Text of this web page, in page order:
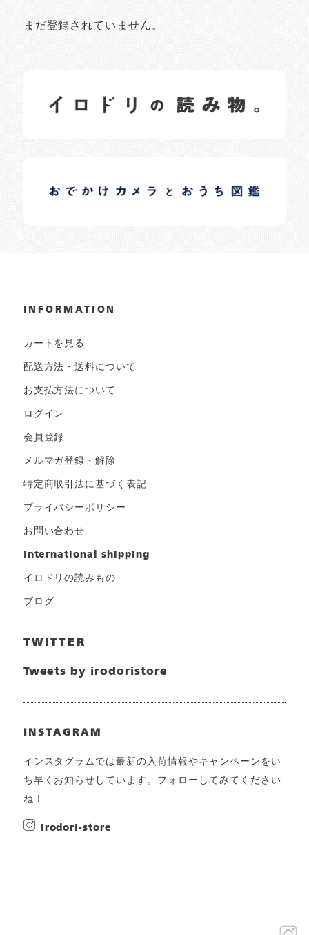
まだ登録されていません。
日常の様子など随時更新中です。
日常の様子など随時更新中です。
INFORMATION
カートを見る
配送方法・送料について
お支払方法について
ログイン
会員登録
メルマガ登録・解除
特定商取引法に基づく表記
プライバシーポリシー
お問い合わせ
international shipping
イロドリの読みもの
ブログ
TWITTER
Tweets by irodoristore
INSTAGRAM
インスタグラムでは最新の入荷情報やキャンペーンをい
ち早くお知らせしています。フォローしてみてください
ね！
irodori-store